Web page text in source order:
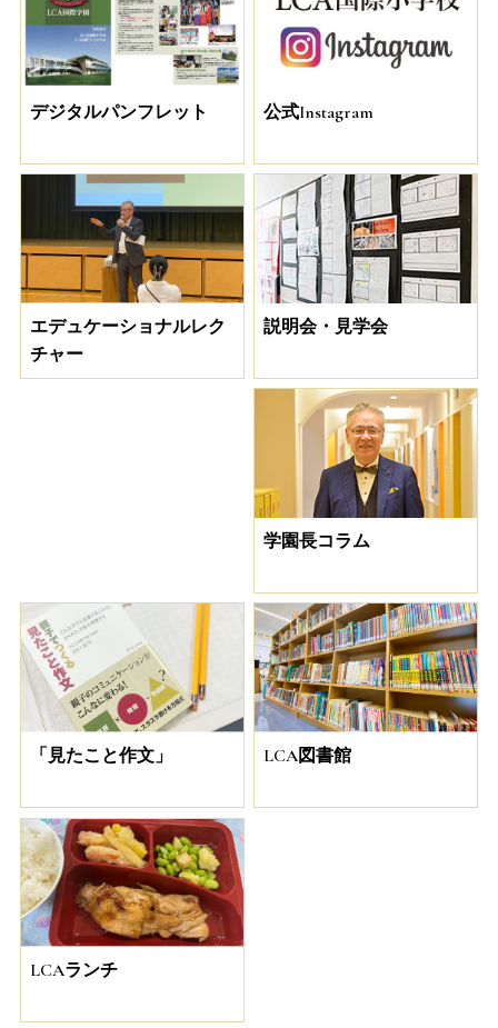
デジタルパンフレット 公式Instagram
エデュケーショナルレク
チャー
説明会・見学会
学園長コラム
「見たこと作文」 LCA図書館
LCAランチ